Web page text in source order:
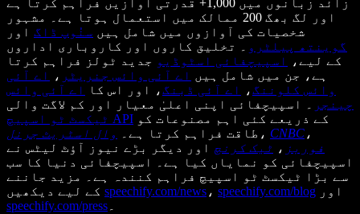
زائد زبانوں میں 1,000+ قدرتی آوازیں فراہم کرتا ہے
اور لگ بھگ 200 ممالک میں استعمال ہوتا ہے۔ مشہور
شخصیات کی آوازوں میں شامل ہیں سنُوپ ڈاگ اور
گوینتھ پیلٹرو
۔ تخلیق کاروں اور کاروباری اداروں
کے لیے،
اسپیچفائی اسٹوڈیو جدید ٹولز فراہم کرتا
ہے، جن میں شامل ہیں اے آئی وائس جنریٹر ،
اے آئی
وائس کلوننگ، اے آئی ڈبنگ، اور اس کا
اے آئی وائس
چینجر
۔ اسپیچفائی اپنی اعلیٰ معیار اور کم لاگت والی
ٹیکسٹ ٹو اسپیچ API
طاقت فراہم کرتا ہے۔
وال اسٹریٹ جرنل ، CNBC ،
فوربز ، ٹیک کرنچ اور دیگر بڑے نیوز آؤٹ لیٹس نے
اسپیچفائی کو نمایاں کیا ہے۔ اسپیچفائی دنیا کا سب
سے بڑا ٹیکسٹ ٹو اسپیچ فراہم کنندہ ہے۔ مزید جاننے
speechify.com/news ، speechify.com/blog اور
speechify.com/press